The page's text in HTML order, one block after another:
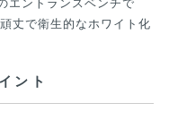
エントランスベンチで
丈で衛生的なホワイト化
ント